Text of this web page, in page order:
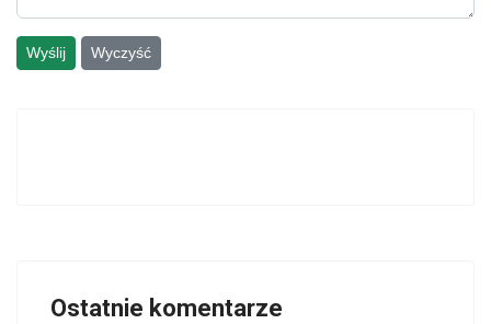
Wyślij Wyczyść
Ostatnie komentarze